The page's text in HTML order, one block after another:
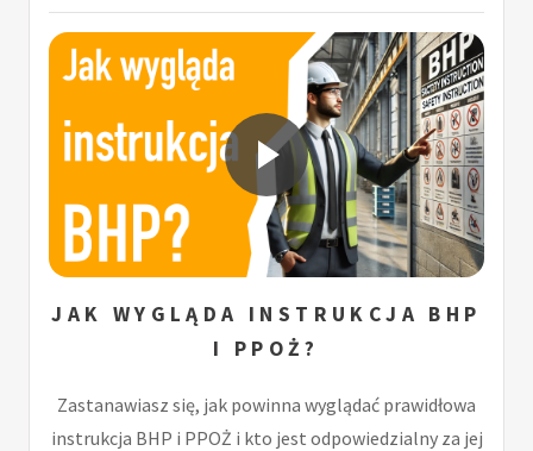
JAK WYGLĄDA INSTRUKCJA BHP
I PPOŻ?
Zastanawiasz się, jak powinna wyglądać prawidłowa
instrukcja BHP i PPOŻ i kto jest odpowiedzialny za jej